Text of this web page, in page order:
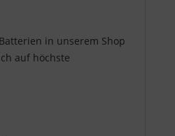
in unserem Shop
auf höchste